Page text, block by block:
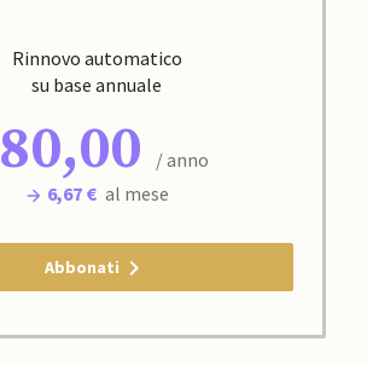
Rinnovo automatico
su base annuale
80,00
/ anno
6,67 € al mese
Abbonati